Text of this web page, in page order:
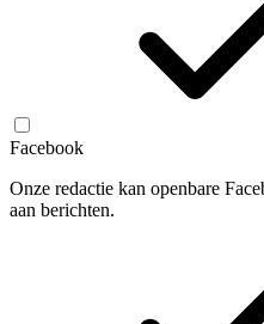
Facebook
Onze redactie kan openbare
aan berichten.